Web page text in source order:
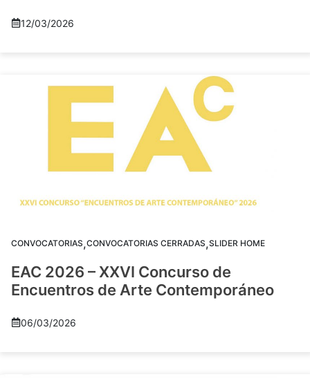
12/03/2026
CONVOCATORIAS,CONVOCATORIAS CERRADAS,SLIDER HOME
EAC 2026 – XXVI Concurso de
Encuentros de Arte Contemporáneo
06/03/2026